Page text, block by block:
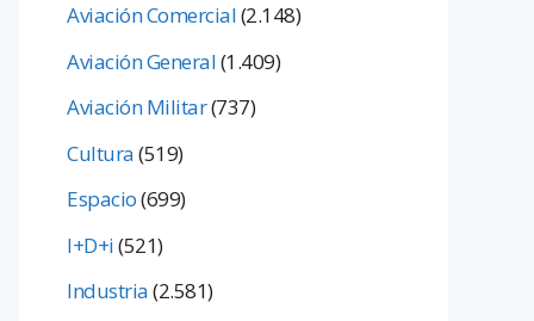
Aviación Comercial(2.148)
Aviación General(1.409)
Aviación Militar(737)
Cultura(519)
Espacio(699)
I+D+i(521)
Industria(2.581)